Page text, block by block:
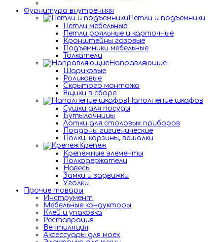
Фурнитура внутренняя
Петли и подъемники
Петли мебельные
Петли рояльные и карточные
Кронштейны газовые
Подъемники мебельные
Толкатели
Направляющие
Шариковые
Роликовые
Скрытого монтажа
Ящики в сборе
Наполнение шкафов
Сушки для посуды
Бутылочницы
Лотки для столовых приборов
Поддоны гигиенические
Полки, корзины, вешалки
Крепеж
Крепежные элементы
Полкодержатели
Навесы
Замки и задвижки
Уголки
Прочие товары
Инструмент
Мебельные кондукторы
Клей и упаковка
Реставрация
Вентиляция
Аксессуары для моек